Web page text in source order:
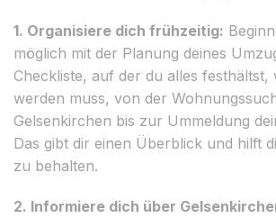
1. Organisiere dich frühzeitig:
möglich mit der Planung deines
Checkliste, auf der du alles festhältst,
werden muss, von der
Gelsenkirchen bis zur Ummeldung
Das gibt dir einen Überblick und hilft
zu behalten.
2. Informiere dich über